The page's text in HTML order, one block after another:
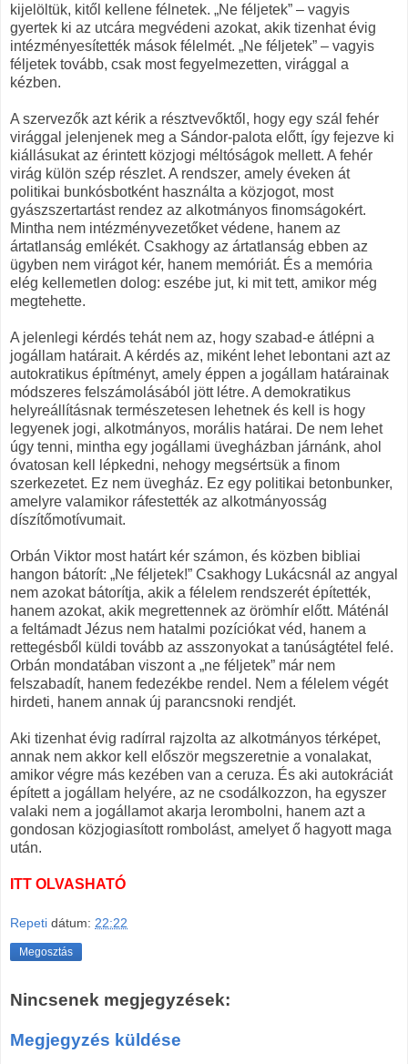
kijelöltük, kitől kellene félnetek. „Ne féljetek” – vagyis
gyertek ki az utcára megvédeni azokat, akik tizenhat évig
intézményesítették mások félelmét. „Ne féljetek” – vagyis
féljetek tovább, csak most fegyelmezetten, virággal a
kézben.
A szervezők azt kérik a résztvevőktől, hogy egy szál fehér
virággal jelenjenek meg a Sándor-palota előtt, így fejezve ki
kiállásukat az érintett közjogi méltóságok mellett. A fehér
virág külön szép részlet. A rendszer, amely éveken át
politikai bunkósbotként használta a közjogot, most
gyászszertartást rendez az alkotmányos finomságokért.
Mintha nem intézményvezetőket védene, hanem az
ártatlanság emlékét. Csakhogy az ártatlanság ebben az
ügyben nem virágot kér, hanem memóriát. És a memória
elég kellemetlen dolog: eszébe jut, ki mit tett, amikor még
megtehette.
A jelenlegi kérdés tehát nem az, hogy szabad-e átlépni a
jogállam határait. A kérdés az, miként lehet lebontani azt az
autokratikus építményt, amely éppen a jogállam határainak
módszeres felszámolásából jött létre. A demokratikus
helyreállításnak természetesen lehetnek és kell is hogy
legyenek jogi, alkotmányos, morális határai. De nem lehet
úgy tenni, mintha egy jogállami üvegházban járnánk, ahol
óvatosan kell lépkedni, nehogy megsértsük a finom
szerkezetet. Ez nem üvegház. Ez egy politikai betonbunker,
amelyre valamikor ráfestették az alkotmányosság
díszítőmotívumait.
Orbán Viktor most határt kér számon, és közben bibliai
hangon bátorít: „Ne féljetek!” Csakhogy Lukácsnál az angyal
nem azokat bátorítja, akik a félelem rendszerét építették,
hanem azokat, akik megrettennek az örömhír előtt. Máténál
a feltámadt Jézus nem hatalmi pozíciókat véd, hanem a
rettegésből küldi tovább az asszonyokat a tanúságtétel felé.
Orbán mondatában viszont a „ne féljetek” már nem
felszabadít, hanem fedezékbe rendel. Nem a félelem végét
hirdeti, hanem annak új parancsnoki rendjét.
Aki tizenhat évig radírral rajzolta az alkotmányos térképet,
annak nem akkor kell először megszeretnie a vonalakat,
amikor végre más kezében van a ceruza. És aki autokráciát
épített a jogállam helyére, az ne csodálkozzon, ha egyszer
valaki nem a jogállamot akarja lerombolni, hanem azt a
gondosan közjogiasított rombolást, amelyet ő hagyott maga
után.
ITT OLVASHATÓ
Repeti dátum: 22:22
Megosztás
Nincsenek megjegyzések:
Megjegyzés küldése